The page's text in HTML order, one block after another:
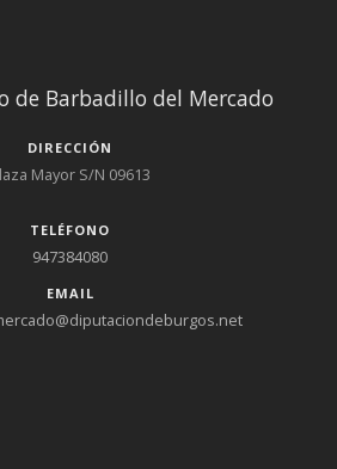
de Barbadillo del Mercado
DIRECCIÓN
Mayor S/N 09613
TELÉFONO
947384080
EMAIL